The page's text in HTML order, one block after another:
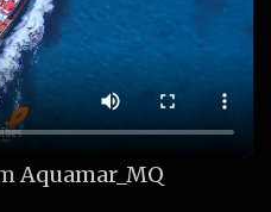
Aquamar_MQ